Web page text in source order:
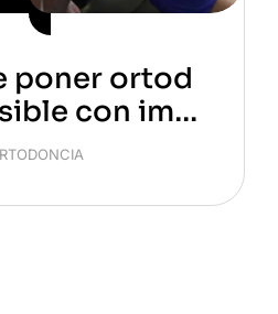
poner ortod
con impl